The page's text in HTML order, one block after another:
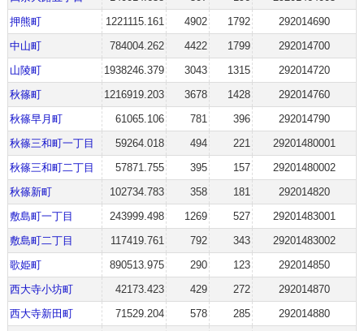
押熊町
1221115.161 4902 1792
292014690
中山町
784004.262 4422 1799
292014700
山陵町
1938246.379 3043 1315
292014720
秋篠町
1216919.203 3678 1428
292014760
秋篠早月町
61065.106 781 396
292014790
秋篠三和町一丁目
59264.018 494 221
29201480001
秋篠三和町二丁目
57871.755 395 157
29201480002
秋篠新町
102734.783 358 181
292014820
敷島町一丁目
243999.498 1269 527
29201483001
敷島町二丁目
117419.761 792 343
29201483002
歌姫町
890513.975 290 123
292014850
西大寺小坊町
42173.423 429 272
292014870
西大寺新田町
71529.204 578 285
292014880